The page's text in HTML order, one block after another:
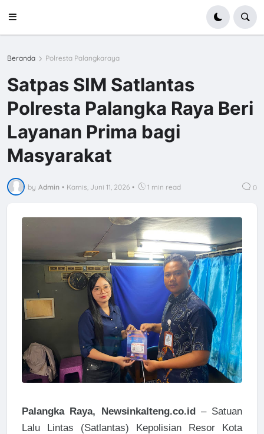
Beranda Polresta Palangkaraya
Satpas SIM Satlantas
Polresta Palangka Raya Beri
Layanan Prima bagi
Masyarakat
by Admin • Kamis, Juni 11, 2026 • 1 min read 0
Palangka Raya, Newsinkalteng.co.id– Satuan
Lalu Lintas (Satlantas) Kepolisian Resor Kota